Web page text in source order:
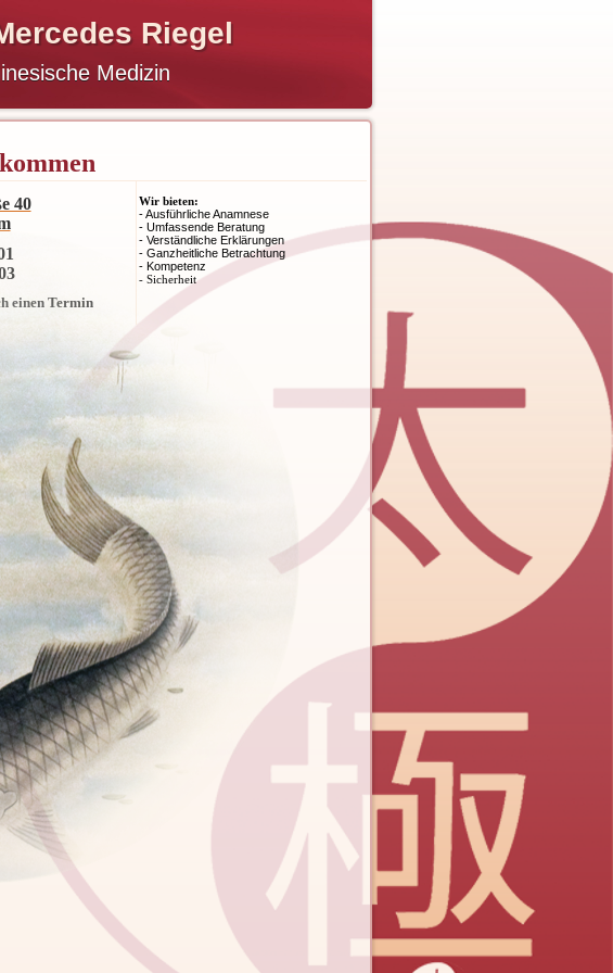
Riegel
Medizin
40
einen Termin
Wir bieten:
- Ausführliche Anamnese
- Umfassende Beratung
- Verständliche Erklärungen
- Ganzheitliche Betrachtung
- Kompetenz
- Sicherheit